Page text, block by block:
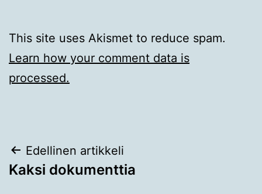
This site uses Akismet to reduce spam.
Learn how your comment data is
processed.
Artikkelien
selaus
Edellinen artikkeli
Kaksi dokumenttia